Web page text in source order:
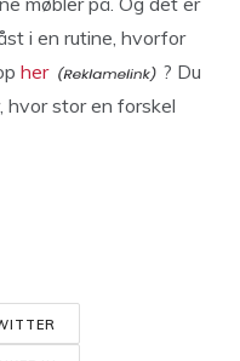
i en rutine, hvorfor
her
? Du
hvor stor en forskel